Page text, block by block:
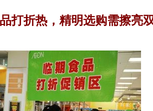
打折热，精明选购需擦亮